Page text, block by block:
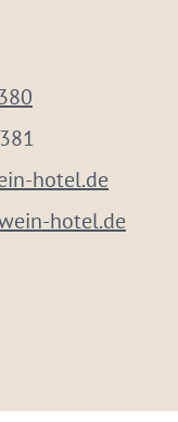
hotel.de
hotel.de